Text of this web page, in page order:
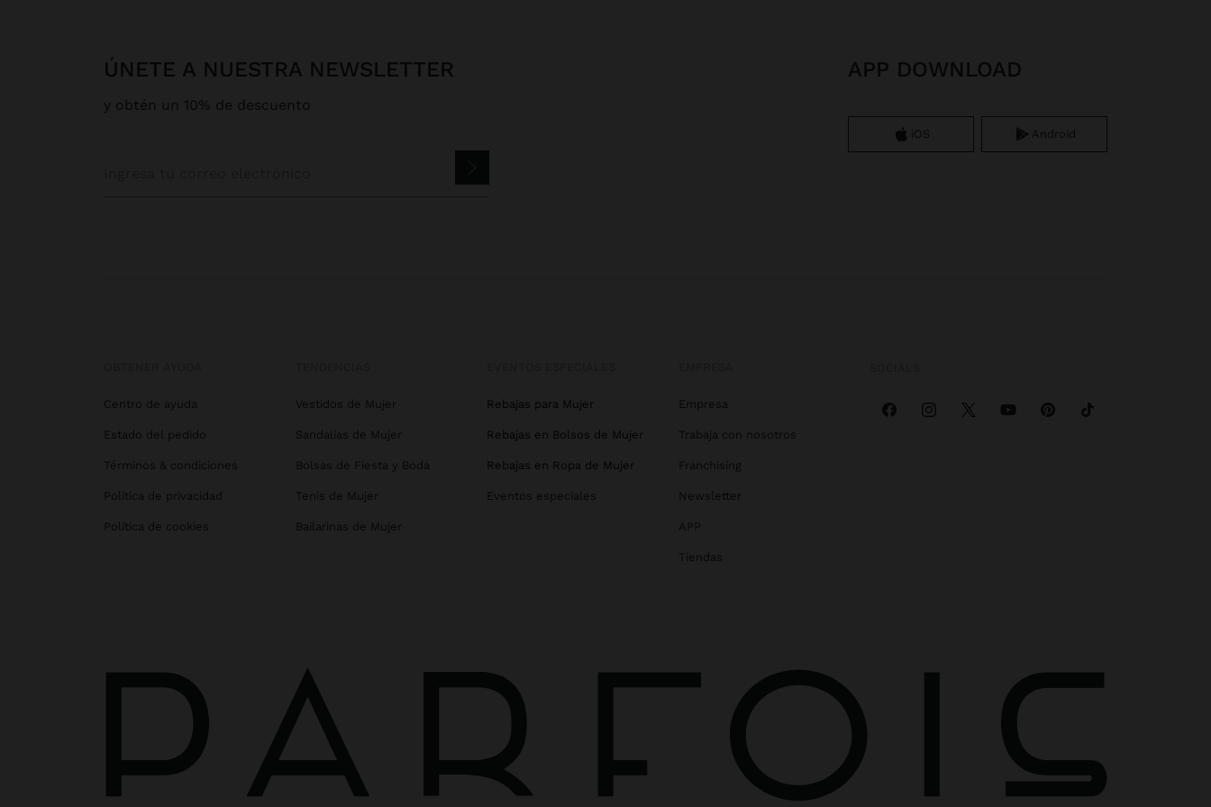
ÚNETE A NUESTRA NEWSLETTER
y obtén un 10% de descuento
APP DOWNLOAD
iOS Android
Centro de ayuda
Estado del pedido
Términos & condiciones
Política de privacidad
Política de cookies
Vestidos de Mujer
Sandalias de Mujer
Bolsas de Fiesta y Boda
Tenis de Mujer
Bailarinas de Mujer
Rebajas para Mujer
Rebajas en Bolsos de Mujer
Rebajas en Ropa de Mujer
Eventos especiales
Empresa
Trabaja con nosotros
Franchising
Newsletter
APP
Tiendas